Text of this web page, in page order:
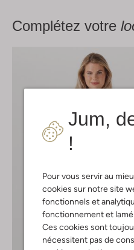
Jum,
!
Pour vous servir au
cookies sur notre site
fonctionnels et
fonctionnement et
Ces cookies sont
nécessitent pas de
Complétez votre